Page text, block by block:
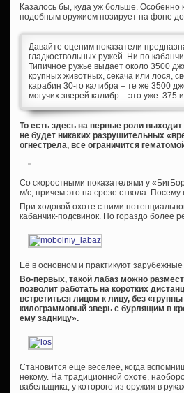
Казалось бы, куда уж больше. Особенно
подобным оружием позирует на фоне
Давайте оценим показатели
гладкоствольных ружей. Ни по
Типичное ружье выдает около 3500
крупных животных, секача или лося,
карабин 30-го калибра – те же 3500
могучих зверей калибр – это уже .375
То есть здесь на первые роли
не будет никаких разрушительных
огнестрела, всё ограничится
Со скоростными показателями у
м/с, причем это на срезе ствола. Посему
При ходовой охоте с ними
кабанчик-подсвинок. Но гораздо более
Её в основном и практикуют
Во-первых, такой лабаз можно
позволит работать на коротких
встретиться лицом к лицу, без
килограммовый зверь с бурлящим в
ему задницу».
Становится еще веселее, когда
некому. На традиционной охоте,
вабельщика, у которого из оружия в